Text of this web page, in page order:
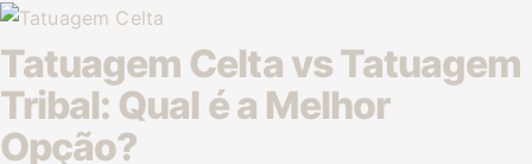
Tatuagem Celta vs Tatuagem
Tribal: Qual é a Melhor
Opção?